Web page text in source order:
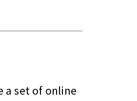
a set of online